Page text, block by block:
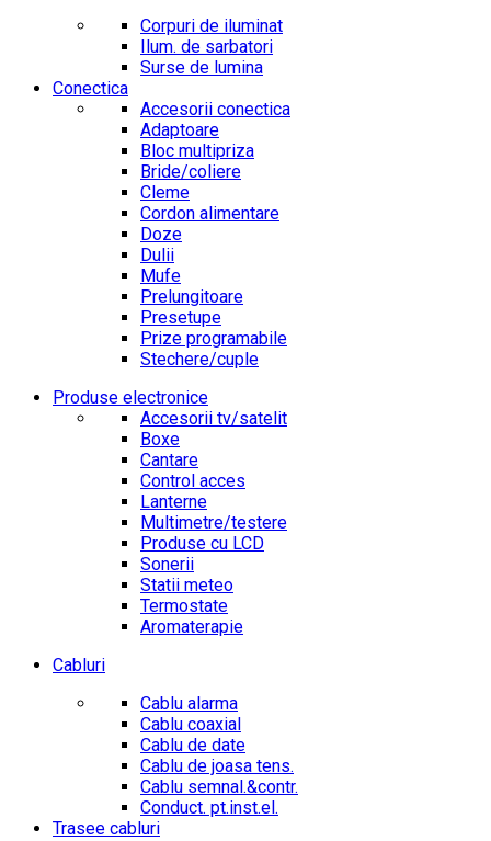
Corpuri de iluminat
Ilum. de sarbatori
Surse de lumina
Conectica
Accesorii conectica
Adaptoare
Bloc multipriza
Bride/coliere
Cleme
Cordon alimentare
Doze
Dulii
Mufe
Prelungitoare
Presetupe
Prize programabile
Stechere/cuple
Produse electronice
Accesorii tv/satelit
Boxe
Cantare
Control acces
Lanterne
Multimetre/testere
Produse cu LCD
Sonerii
Statii meteo
Termostate
Aromaterapie
Cabluri
Cablu alarma
Cablu coaxial
Cablu de date
Cablu de joasa tens.
Cablu semnal.&contr.
Conduct. pt.inst.el.
Trasee cabluri